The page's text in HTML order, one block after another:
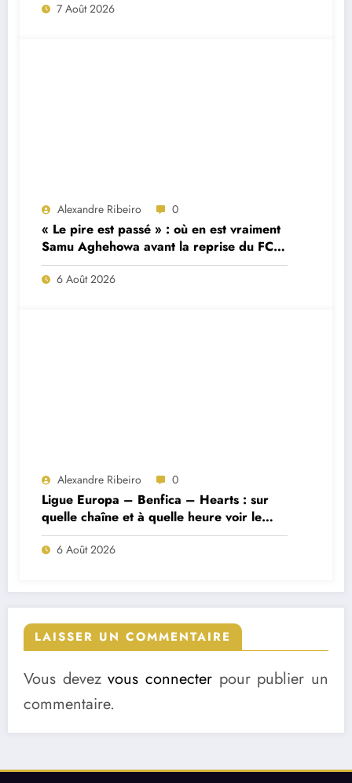
7 Août 2026
Alexandre Ribeiro 0
« Le pire est passé » : où en est vraiment
Samu Aghehowa avant la reprise du FC
Porto ?
6 Août 2026
Alexandre Ribeiro 0
Ligue Europa – Benfica – Hearts : sur
quelle chaîne et à quelle heure voir le
match ?
6 Août 2026
LAISSER UN COMMENTAIRE
Vous devezvous connecter pour publier un
commentaire.